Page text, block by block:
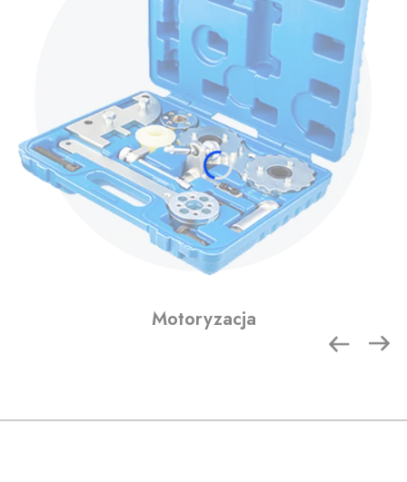
Motoryzacja